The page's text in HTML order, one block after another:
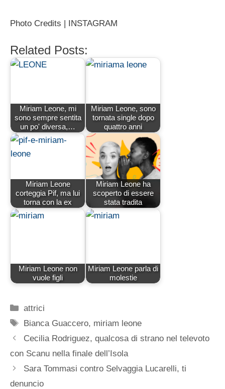
Photo Credits | INSTAGRAM
Related Posts:
Miriam Leone, mi
sono sempre sentita
un po' diversa,…
Miriam Leone, sono
tornata single dopo
quattro anni
Miriam Leone
corteggia Pif, ma lui
torna con la ex
Miriam Leone ha
scoperto di essere
stata tradita
Miriam Leone non
vuole figli
Miriam Leone parla di
molestie
Categorie
attrici
Tag
Bianca Guaccero, miriam leone
Cecilia Rodriguez, qualcosa di strano nel televoto
con Scanu nella finale dell’Isola
Sara Tommasi contro Selvaggia Lucarelli, ti
denuncio